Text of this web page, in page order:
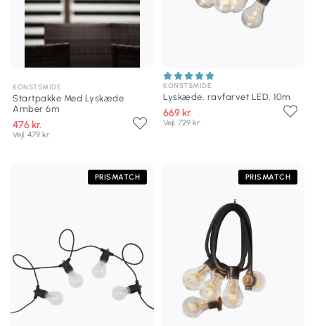
KONSTSMIDE
Startpakke Med Lyskæde
Amber 6m
476 kr.
Vejl. 479 kr.
KONSTSMIDE
Lyskæde, ravfarvet LED, 10m
669 kr.
Vejl. 729 kr.
PRISMATCH PRISMATCH